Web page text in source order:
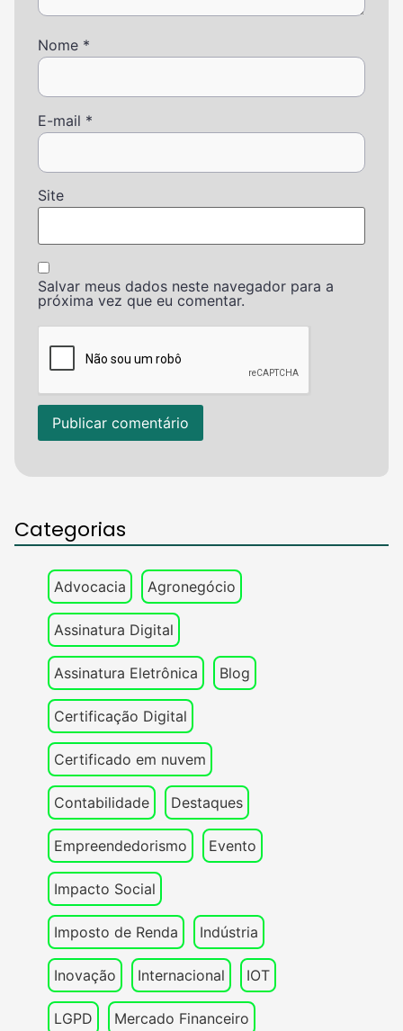
Nome *
E-mail *
Site
Salvar meus dados neste navegador para a
próxima vez que eu comentar.
Categorias
Advocacia Agronegócio
Assinatura Digital
Assinatura Eletrônica Blog
Certificação Digital
Certificado em nuvem
Contabilidade Destaques
Empreendedorismo Evento
Impacto Social
Imposto de Renda Indústria
Inovação Internacional IOT
LGPD Mercado Financeiro